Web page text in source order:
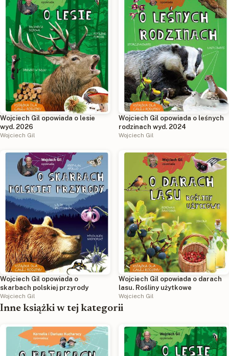
Wojciech Gil opowiada o lesie
wyd. 2026
Wojciech Gil
Wojciech Gil opowiada o leśnych
rodzinach wyd. 2024
Wojciech Gil
Wojciech Gil opowiada o
skarbach polskiej przyrody
Wojciech Gil
Wojciech Gil opowiada o darach
lasu. Rośliny użytkowe
Wojciech Gil
Inne książki w tej kategorii